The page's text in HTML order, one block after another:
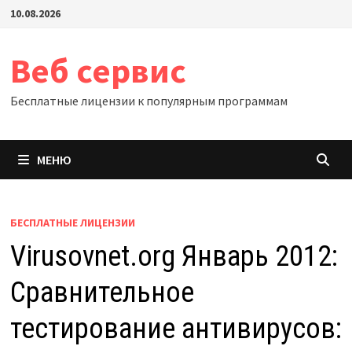
Перейти
содержимому
10.08.2026
Веб сервис
Бесплатные лицензии к популярным программам
МЕНЮ
БЕСПЛАТНЫЕ ЛИЦЕНЗИИ
Virusovnet.org Январь 2012:
Сравнительное
тестирование антивирусов: